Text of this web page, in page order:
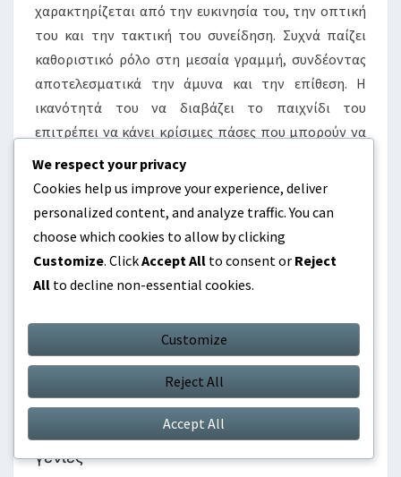
χαρακτηρίζεται από την ευκινησία του, την οπτική
του και την τακτική του συνείδηση. Συχνά παίζει
καθοριστικό ρόλο στη μεσαία γραμμή, συνδέοντας
αποτελεσματικά την άμυνα και την επίθεση. Η
ικανότητά του να διαβάζει το παιχνίδι του
επιτρέπει να κάνει κρίσιμες πάσες που μπορούν να
αλλάξουν την πορεία ενός αγώνα.
Σε σύγκριση, το στυλ του Αχμάντ Χάγιελ
επικεντρώνεται στη θέση και την ολοκλήρωση,
καθιστώντας τον έναν θανατηφόρο επιθετικό. Ο
Μπάχα Φαϊσάλ, από την άλλη πλευρά, συνδυάζει
συχνά ευκαιρίες για άλλους. Το μοναδικό στυλ κάθε
παίκτη συμπληρώνει τη συνολική στρατηγική της
εθνικής ομάδας, ενισχύοντας το ανταγωνιστικό τους
πλεονέκτημα.
Κληρονομιά και επιρροή στις μελλοντικές
γενιές
We respect your privacy
Cookies help us improve your experience, deliver
personalized content, and analyze traffic. You can
choose which cookies to allow by clicking
Customize. ClickAccept All to consent or Reject
All to decline non-essential cookies.
Customize
Reject All
Accept All